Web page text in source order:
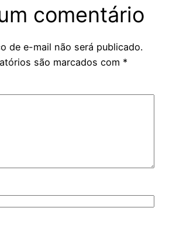
comentário
de e-mail não será publicado.
são marcados com *